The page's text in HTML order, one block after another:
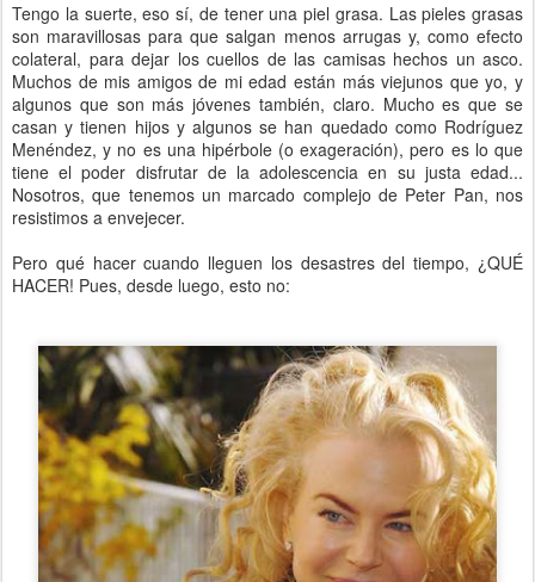
Tengo la suerte, eso sí, de tener una piel grasa. Las pieles grasas
son maravillosas para que salgan menos arrugas y, como efecto
colateral, para dejar los cuellos de las camisas hechos un asco.
Muchos de mis amigos de mi edad están más viejunos que yo, y
algunos que son más jóvenes también, claro. Mucho es que se
casan y tienen hijos y algunos se han quedado como Rodríguez
Menéndez, y no es una hipérbole (o exageración), pero es lo que
tiene el poder disfrutar de la adolescencia en su justa edad...
Nosotros, que tenemos un marcado complejo de Peter Pan, nos
resistimos a envejecer.
Pero qué hacer cuando lleguen los desastres del tiempo, ¿QUÉ
HACER! Pues, desde luego, esto no: